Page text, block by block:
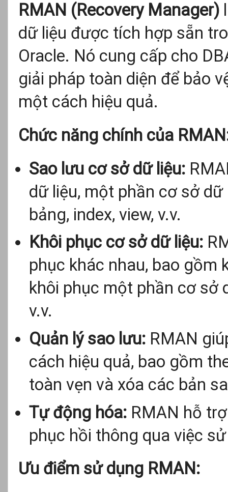
RMAN (Recovery Manager)
dữ liệu được tích hợp sẵn
Oracle. Nó cung cấp cho
giải pháp toàn diện để bảo
một cách hiệu quả.
Chức năng chính của
Sao lưu cơ sở dữ liệu:
dữ liệu, một phần cơ sở
bảng, index, view, v.v.
Khôi phục cơ sở dữ liệu:
phục khác nhau, bao gồm
khôi phục một phần cơ sở
v.v.
Quản lý sao lưu:RMAN
cách hiệu quả, bao gồm
toàn vẹn và xóa các bản
Tự động hóa:RMAN hỗ
phục hồi thông qua việc
Ưu điểm sử dụng RMAN: